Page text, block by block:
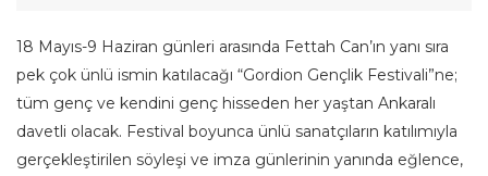
18 Mayıs-9 Haziran günleri arasında Fettah Can’ın yanı sıra
pek çok ünlü ismin katılacağı “Gordion Gençlik Festivali”ne;
tüm genç ve kendini genç hisseden her yaştan Ankaralı
davetli olacak. Festival boyunca ünlü sanatçıların katılımıyla
gerçekleştirilen söyleşi ve imza günlerinin yanında eğlence,